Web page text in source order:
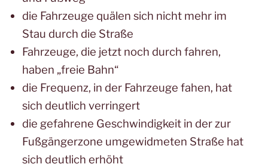
die Fahrzeuge quälen sich nicht mehr im
Stau durch die Straße
Fahrzeuge, die jetzt noch durch fahren,
haben „freie Bahn“
die Frequenz, in der Fahrzeuge fahen, hat
sich deutlich verringert
die gefahrene Geschwindigkeit in der zur
Fußgängerzone umgewidmeten Straße hat
sich deutlich erhöht